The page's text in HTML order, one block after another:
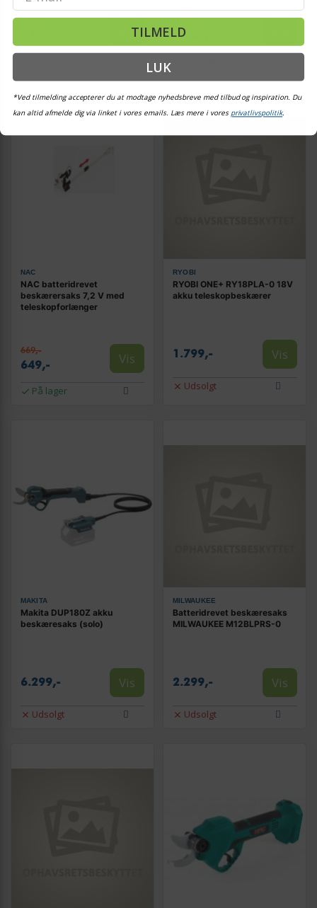
1.119,-
Vis
1.599,-
1.289,-
NAC
NAC batteridrevet
beskærersaks 7,2 V med
teleskopforlænger
669,-
649,- Vis
På lager
RYOBI
RYOBI ONE+ RY18PLA-0 18V
akku teleskopbeskærer
1.799,- Vis
Udsolgt
MAKITA
Makita DUP180Z akku
beskæresaks (solo)
6.299,- Vis
Udsolgt
MILWAUKEE
Batteridrevet beskæresaks
MILWAUKEE M12BLPRS-0
2.299,- Vis
Udsolgt
TILMELD
LUK
*Ved tilmelding accepterer du at modtage nyhedsbreve med tilbud og inspiration. Du
kan altid afmelde dig via linket i vores emails. Læs mere i vores privatlivspolitik.